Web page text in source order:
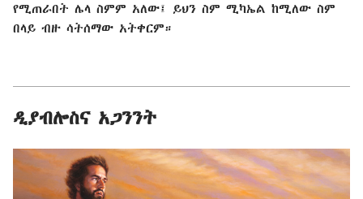
የሚጠራበት ሌላ ስምም አለው፤ ይህን ስም ሚካኤል ከሚለው ስም
በላይ ብዙ ሳትሰማው አትቀርም።
ዲያብሎስና አጋንንት